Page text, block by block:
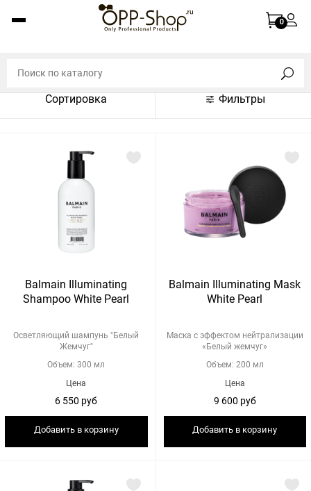
0
Сортировка Фильтры
По названию (A-Z)
По цене (по возрастанию)
По цене (по убыванию)
По популярности (по убыванию)
120
Balmain Illuminating
Shampoo White Pearl
Осветляющий шампунь "Белый
Жемчуг"
Объем: 300 мл
Цена
6 550 руб
Добавить в корзину
Balmain Illuminating Mask
White Pearl
Маска с эффектом нейтрализации
«Белый жемчуг»
Объем: 200 мл
Цена
9 600 руб
Добавить в корзину